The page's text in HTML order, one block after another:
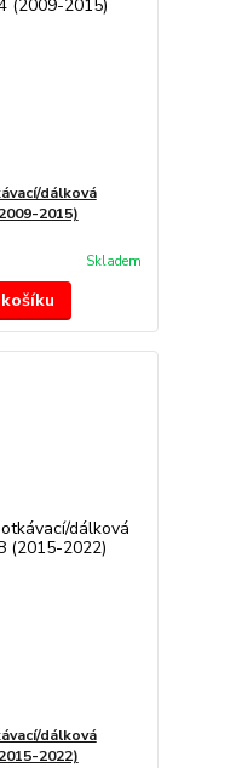
dálková
2015)
Skladem
dálková
2022)